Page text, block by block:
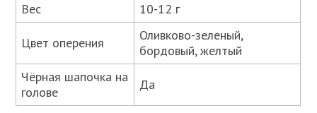
Вес
10-12 г
Цвет оперения
Оливково-зеленый,
бордовый, желтый
Чёрная шапочка на
голове
Да